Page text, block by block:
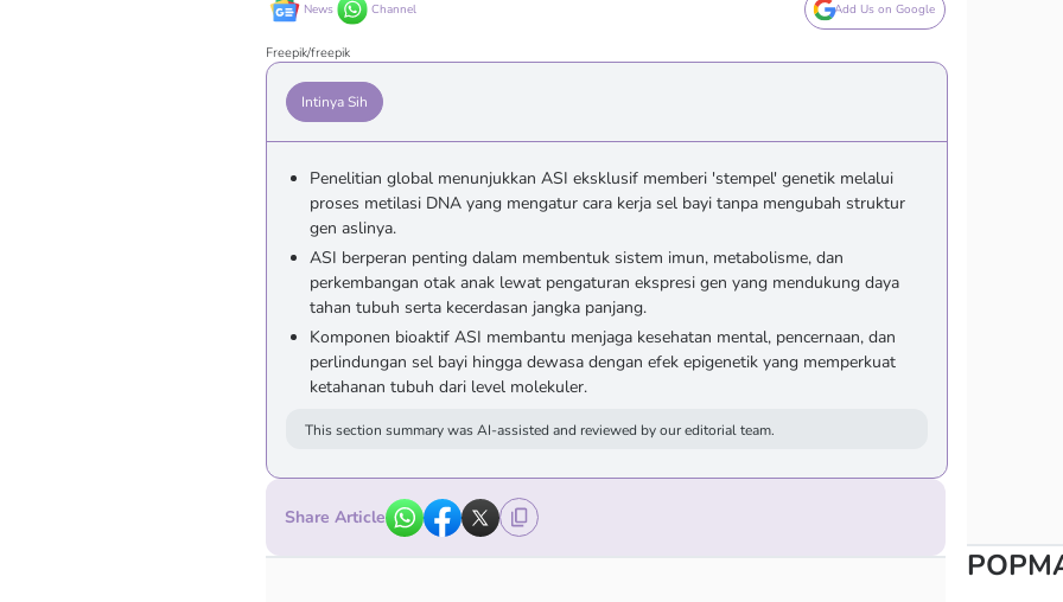
News Channel Add Us on Google
Freepik/freepik
Intinya Sih
Penelitian global menunjukkan ASI eksklusif memberi 'stempel' genetik melalui
proses metilasi DNA yang mengatur cara kerja sel bayi tanpa mengubah struktur
gen aslinya.
ASI berperan penting dalam membentuk sistem imun, metabolisme, dan
perkembangan otak anak lewat pengaturan ekspresi gen yang mendukung daya
tahan tubuh serta kecerdasan jangka panjang.
Komponen bioaktif ASI membantu menjaga kesehatan mental, pencernaan, dan
perlindungan sel bayi hingga dewasa dengan efek epigenetik yang memperkuat
ketahanan tubuh dari level molekuler.
This section summary was AI-assisted and reviewed by our editorial team.
Share Article